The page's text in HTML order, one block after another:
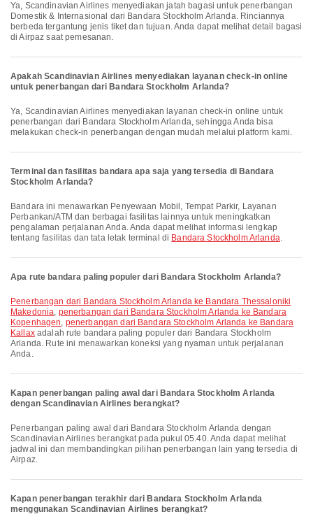
Ya, Scandinavian Airlines menyediakan jatah bagasi untuk penerbangan
Domestik & Internasional dari Bandara Stockholm Arlanda. Rinciannya
berbeda tergantung jenis tiket dan tujuan. Anda dapat melihat detail bagasi
di Airpaz saat pemesanan.
Apakah Scandinavian Airlines menyediakan layanan check-in online
untuk penerbangan dari Bandara Stockholm Arlanda?
Ya, Scandinavian Airlines menyediakan layanan check-in online untuk
penerbangan dari Bandara Stockholm Arlanda, sehingga Anda bisa
melakukan check-in penerbangan dengan mudah melalui platform kami.
Terminal dan fasilitas bandara apa saja yang tersedia di Bandara
Stockholm Arlanda?
Bandara ini menawarkan Penyewaan Mobil, Tempat Parkir, Layanan
Perbankan/ATM dan berbagai fasilitas lainnya untuk meningkatkan
pengalaman perjalanan Anda. Anda dapat melihat informasi lengkap
tentang fasilitas dan tata letak terminal di Bandara Stockholm Arlanda.
Apa rute bandara paling populer dari Bandara Stockholm Arlanda?
penerbangan dari Bandara Stockholm Arlanda ke Bandara Thessaloniki
Makedonia, penerbangan dari Bandara Stockholm Arlanda ke Bandara
Kopenhagen, penerbangan dari Bandara Stockholm Arlanda ke Bandara
Kallaxadalah rute bandara paling populer dari Bandara Stockholm
Arlanda. Rute ini menawarkan koneksi yang nyaman untuk perjalanan
Anda.
Kapan penerbangan paling awal dari Bandara Stockholm Arlanda
dengan Scandinavian Airlines berangkat?
Penerbangan paling awal dari Bandara Stockholm Arlanda dengan
Scandinavian Airlines berangkat pada pukul 05.40. Anda dapat melihat
jadwal ini dan membandingkan pilihan penerbangan lain yang tersedia di
Airpaz.
Kapan penerbangan terakhir dari Bandara Stockholm Arlanda
menggunakan Scandinavian Airlines berangkat?